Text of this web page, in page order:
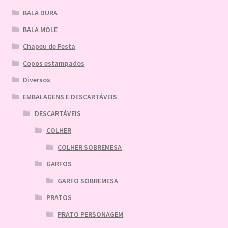
BALA DURA
BALA MOLE
Chapeu de Festa
Copos estampados
Diversos
EMBALAGENS E DESCARTÁVEIS
DESCARTÁVEIS
COLHER
COLHER SOBREMESA
GARFOS
GARFO SOBREMESA
PRATOS
PRATO PERSONAGEM